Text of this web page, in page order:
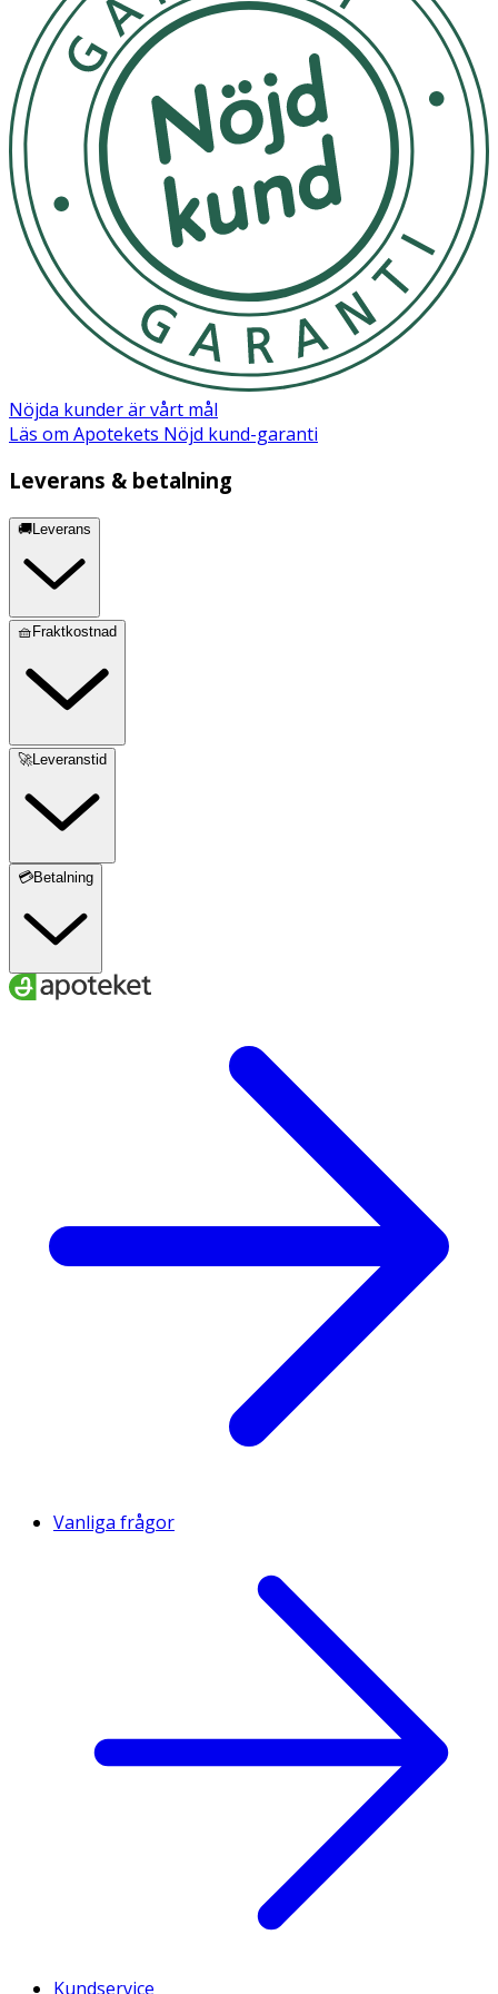
Förvaring
Förvara svalt och torrt, skyddat från ljus och utom
räckhåll för barn.
Innehåll
Hydrogenated Vegetable Oil, Cocos Nucifera Oil, C10-18
Triglycerides, Copernicia Cerifera Cera, Octyldodecyl
Stearoyl Stearate, Candelilla Cera, Mica, Polyglyceryl-3
Diisostearate, Oryzanol, Tocopherol, Glyceryl Caprylate,
Benzyl Alcohol, CI 77499, CI 77891, CI 77492, CI 77491.
Nöjda kunder är vårt mål
Läs om Apotekets Nöjd kund-garanti
Leverans & betalning
🚚Leverans
🧺Fraktkostnad
🚀Leveranstid
💳Betalning
Vanliga frågor
Kundservice